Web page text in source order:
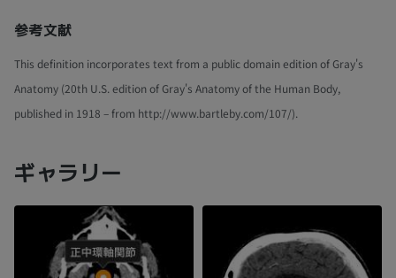
参考文献
This definition incorporates text from a public domain edition of Gray's
Anatomy (20th U.S. edition of Gray's Anatomy of the Human Body,
published in 1918 – from http://www.bartleby.com/107/).
ギャラリー